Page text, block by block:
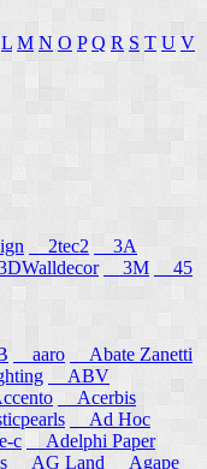
L M N O P Q R S T U V
2tec2
3A
3M
45
aaro
Abate Zanetti
ABV
Acerbis
Ad Hoc
c
Adelphi Paper
AG Land Agape